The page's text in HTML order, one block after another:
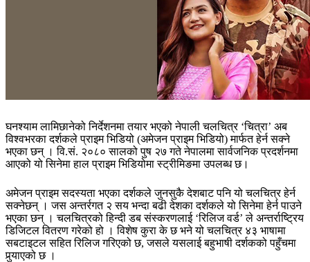
घनश्याम लामिछानेको निर्देशनमा तयार भएको नेपाली चलचित्र ‘चित्रा’ अब
विश्वभरका दर्शकले प्राइम भिडियो (अमेजन प्राइम भिडियो) मार्फत हेर्न सक्ने
भएका छन् । वि.सं. २०८० सालको पुष २७ गते नेपालमा सार्वजनिक प्रदर्शनमा
आएको यो सिनेमा हाल प्राइम भिडियोमा स्ट्रीमिङमा उपलब्ध छ।
अमेजन प्राइम सदस्यता भएका दर्शकले जुनसुकै देशबाट पनि यो चलचित्र हेर्न
सक्नेछन् । जस अन्तर्रगत २ सय भन्दा बढी देशका दर्शकले यो सिनेमा हेर्न पाउने
भएका छन् । चलचित्रको हिन्दी डब संस्करणलाई ‘रिलिज वर्ड’ ले अन्तर्राष्ट्रिय
डिजिटल वितरण गरेको हो । विशेष कुरा के छ भने यो चलचित्र ४३ भाषामा
सबटाइटल सहित रिलिज गरिएको छ, जसले यसलाई बहुभाषी दर्शकको पहुँचमा
पुर्‍याएको छ ।